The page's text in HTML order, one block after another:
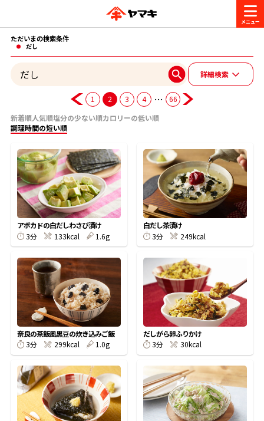
商品情報
ヤマキ『めんつゆ』 ヤマキ 割烹白だし
旨さ、別格。だし屋の鍋 韓福善シリーズ
レシピ
おいしいレシピを探す
おいしいレシピトップ
主食レシピ
主菜レシピ
汁物レシピ
時短レシピ
おいしいレシピを商品から探す
かつお節レシピ
かつお節・だしを楽しむ
かつお節・だしを知る
だしの取り方
かつお節の削り方
かつお節・だしをもっと知る
ヤマキ かつお節プラス®
かつお節・だしを楽しむ
だしコミュ
CM・キャンペーン
キャンペーン一覧
企業・採用情報
企業情報
- 百年対話
- ヤマキ かつお節プラス®
採用情報
- ジョブリターン制
お問い合わせ
ヤマキお客様相談室
オンラインショップ
コミュニティサイト
Global
ただいまの検索条件
だし
詳細検索
1 2 3 4 …
66
新着順人気順塩分の少ない順カロリーの低い順
調理時間の短い順
アボカドの白だしわさび漬け
3分
133kcal 1.6g
白だし茶漬け
3分
249kcal
奈良の茶飯風黒豆の炊き込みご飯
3分
299kcal 1.0g
だしがら卵ふりかけ
3分
30kcal